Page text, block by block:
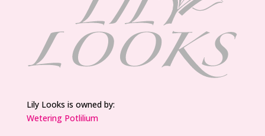
Lily Looks is owned by:
Wetering Potlilium